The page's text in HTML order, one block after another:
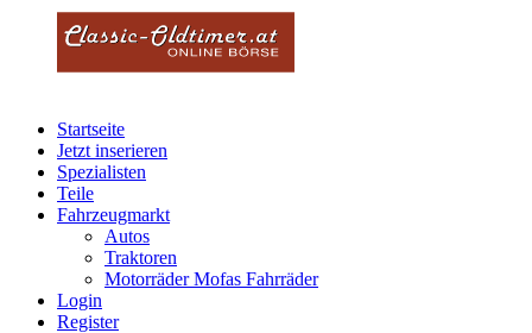
Startseite
Jetzt inserieren
Spezialisten
Teile
Fahrzeugmarkt
Autos
Traktoren
Motorräder Mofas Fahrräder
Login
Register